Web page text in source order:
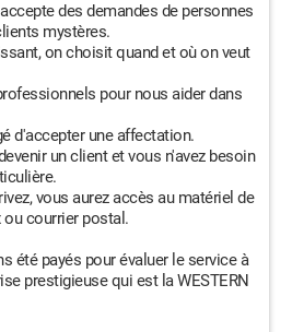
des demandes de personnes
mystères.
on choisit quand et où on veut
pour nous aider dans
d'accepter une affectation.
un client et vous n'avez besoin
vous aurez accès au matériel de
courrier postal.
été payés pour évaluer le service à
prestigieuse qui est la WESTERN